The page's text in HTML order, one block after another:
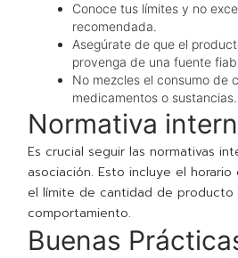
Conoce tus límites y no
recomendada.
Asegúrate de que el
provenga de una fuente
No mezcles el consumo de
medicamentos o sustancias.
Normativa
Es crucial seguir las normativas
asociación. Esto incluye el
el límite de cantidad de producto
comportamiento.
Buenas